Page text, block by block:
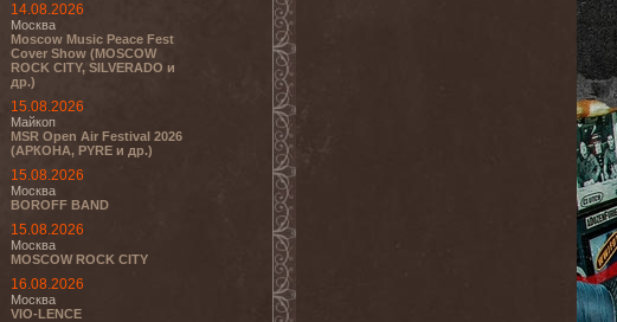
14.08.2026
Москва
Moscow Music Peace Fest
Cover Show (MOSCOW
ROCK CITY, SILVERADO и
др.)
15.08.2026
Майкоп
MSR Open Air Festival 2026
(АРКОНА, PYRE и др.)
15.08.2026
Москва
BOROFF BAND
15.08.2026
Москва
MOSCOW ROCK CITY
16.08.2026
Москва
VIO-LENCE